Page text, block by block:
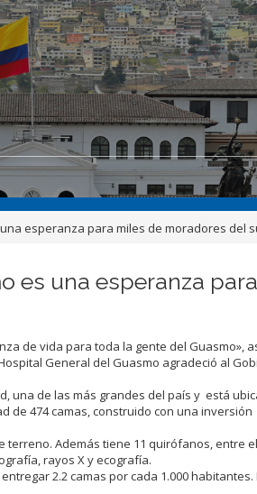
esperanza para miles de moradores del
es una esperanza
de vida para toda la gente del Guasmo»,
General del Guasmo agradeció al
una de las más grandes del país y está
de 474 camas, construido con una inversión
terreno. Además tiene 11 quirófanos, entre
rayos X y ecografía.
2.2 camas por cada 1.000 habitantes.